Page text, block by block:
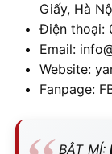
Giấy, Hà
Điện thoại:
Email:
Website:
Fanpage:
BẬT MÍ: